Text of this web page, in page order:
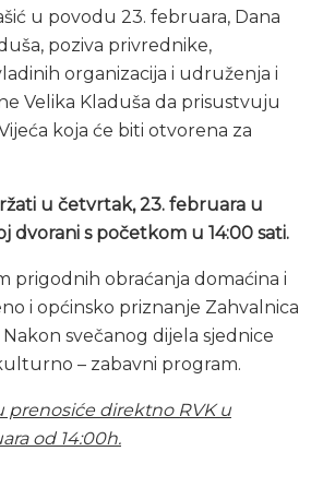
u povodu 23. februara, Dana
poziva privrednike,
organizacija i udruženja i
Velika Kladuša da prisustvuju
koja će biti otvorena za
u četvrtak, 23. februara u
dvorani s početkom u 14:00 sati.
prigodnih obraćanja domaćina i
i općinsko priznanje Zahvalnica
svečanog dijela sjednice
– zabavni program.
prenosiće direktno RVK u
od 14:00h.